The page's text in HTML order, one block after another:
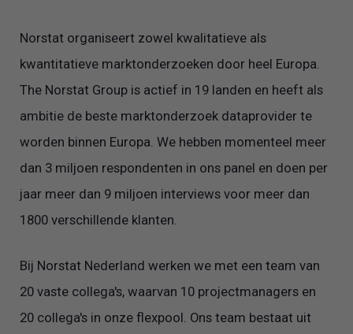
Norstat organiseert zowel kwalitatieve als
kwantitatieve marktonderzoeken door heel Europa.
The Norstat Group is actief in 19 landen en heeft als
ambitie de beste marktonderzoek dataprovider te
worden binnen Europa. We hebben momenteel meer
dan 3 miljoen respondenten in ons panel en doen per
jaar meer dan 9 miljoen interviews voor meer dan
1800 verschillende klanten.
Bij Norstat Nederland werken we met een team van
20 vaste collega's, waarvan 10 projectmanagers en
20 collega's in onze flexpool. Ons team bestaat uit